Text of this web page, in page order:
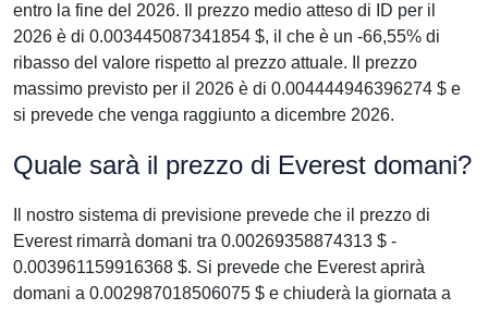
entro la fine del 2026. Il prezzo medio atteso di ID per il
2026 è di 0.003445087341854 $, il che è un -66,55% di
ribasso del valore rispetto al prezzo attuale. Il prezzo
massimo previsto per il 2026 è di 0.004444946396274 $ e
si prevede che venga raggiunto a dicembre 2026.
Quale sarà il prezzo di Everest domani?
Il nostro sistema di previsione prevede che il prezzo di
Everest rimarrà domani tra 0.00269358874313 $ -
0.003961159916368 $. Si prevede che Everest aprirà
domani a 0.002987018506075 $ e chiuderà la giornata a